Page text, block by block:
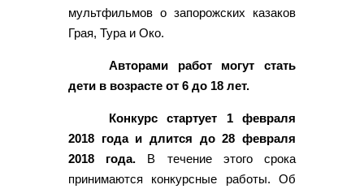
мультфильмов о запорожских казаков
Грая, Тура и Око.
Авторами работ могут стать
дети в возрасте от 6 до 18 лет.
Конкурс стартует 1 февраля
2018 года и длится до 28 февраля
2018 года. В течение этого срока
принимаются конкурсные работы. Об